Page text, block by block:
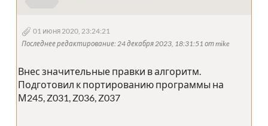
01 июня 2020, 23:24:21
Последнее редактирование: 24 декабря 2023, 18:31:51 от mike
Внес значительные правки в алгоритм.
Подготовил к портированию программы на
М245, Z031, Z036, Z037